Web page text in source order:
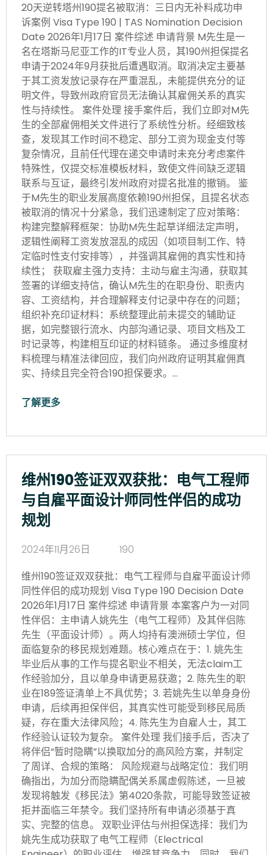
20天逆转塔州190提名被取消：三日内无补料成功申
诉案例 Visa Type 190 | TAS Nomination Decision
Date 2026年1月17日 案件综述 申请背景 M先生是一
名在塔斯马尼亚工作的IT专业人员，其190州担保提名
申请于2024年9月获批后遭遇取消。取消决定主要基
于其工资发放记录存在严重混乱，未能提供充分的证
明文件，导致州政府官员无法确认其雇佣关系的真实
性与持续性。 案件处理 接手案件后，我们立即对M先
生的全部雇佣相关文件进行了系统性分析。经细致核
查，发现其工作时间不稳定、部分工资为现金支付等
复杂情况，且前任代理在递交申请时未充分考虑案件
特殊性，仅提交标准模板材料，致使文件间缺乏逻辑
联系与互证，最终引发州政府对提名批准的撤销。 鉴
于M先生的职业发展高度依赖190州担保，且提名状态
被取消的情况十分紧急，我们迅速制定了应对策略：
构建完整解释框架：协助M先生起草详细法定声明，
逻辑性阐释工资发放混乱的成因（如项目制工作、特
定临时性支付安排等），并强调其雇佣的真实性和持
续性； 获取雇主强力支持：主动与雇主沟通，获取其
签署的详细支持信，确认M先生的在职身份、职责内
容、工资结构，并合理解释支付记录中存在的问题；
组织补充印证材料：系统整理此前未提交的辅助证
据，如完整银行流水、内部沟通记录、项目文档及工
时记录等，构建相互印证的材料链条。 通过多维度材
料梳理与精准法律回应，我们向州政府证明其雇佣真
实、持续且完全符合190担保要求。…
了解更多
维州190签证双双获批：电气工程师
与自雇平面设计师同性伴侣的成功
规划
2024年11月26日
190
维州190签证双双获批：电气工程师与自雇平面设计师
同性伴侣的成功规划 Visa Type 190 Decision Date
2026年1月17日 案件综述 申请背景 本案客户为一对同
性伴侣：主申请人姚先生（电气工程师）及其伴侣陈
先生（平面设计师）。两人均持有澳洲硕士学位，但
面临复杂的移民规划难题。核心难点在于：1. 姚先生
毕业后从事的工作与提名职业不相关，无法claim工
作经验加分，且以单身申请更易获邀；2. 陈先生的职
业在189签证清单上不具优势；3. 若姚先生以单身身份
申请，后续再担保伴侣，其真实性可能受到移民局质
疑，存在重大法律风险；4. 陈先生为自雇人士，其工
作经验认证较为复杂。 案件处理 我们接手后，否决了
将伴侣“暂时隐瞒”以换取加分的高风险方案，并制定
了周详、合规的策略： 风险规避与战略定位：我们明
确指出，为加分而隐瞒配偶关系属虚假陈述，一旦被
发现将触发《移民法》第4020条款，可能导致签证被
拒并面临三年禁令。我们坚持所有申请必须基于真
实、完整的信息。 双职业评估与州担保选择：我们为
姚先生成功获取了电气工程师（Electrical